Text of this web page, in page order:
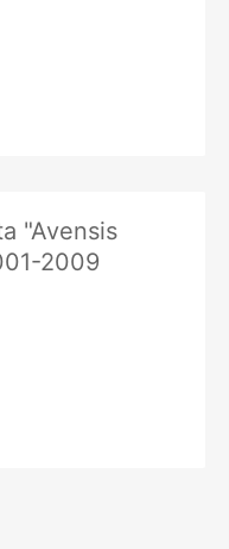
"Avensis
2009